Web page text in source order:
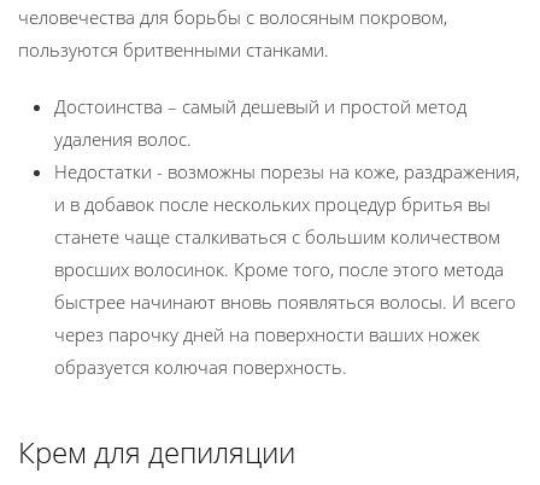
человечества для борьбы с волосяным покровом,
пользуются бритвенными станками.
Достоинства – самый дешевый и простой метод
удаления волос.
Недостатки - возможны порезы на коже, раздражения,
и в добавок после нескольких процедур бритья вы
станете чаще сталкиваться с большим количеством
вросших волосинок. Кроме того, после этого метода
быстрее начинают вновь появляться волосы. И всего
через парочку дней на поверхности ваших ножек
образуется колючая поверхность.
Крем для депиляции